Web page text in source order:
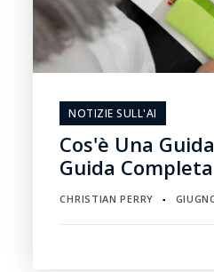
NOTIZIE SULL'AI
Cos'è Una
Guida
CHRISTIAN PERRY ▪